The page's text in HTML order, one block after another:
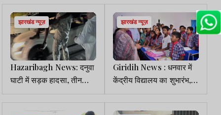
डोडा जब्त
की उपलब्धियां गिनाईं
झारखंड न्यूज़
Hazaribagh News: दनुवा
घाटी में सड़क हादसा, तीन
ट्रेलर व ट्रक की टक्कर में 4
घायल
झारखंड न्यूज़
Giridih News : धनवार में
केंद्रीय विद्यालय का शुभारंभ,
केंद्रीय मंत्री अन्नपूर्णा देवी ने
किया उद्घाटन